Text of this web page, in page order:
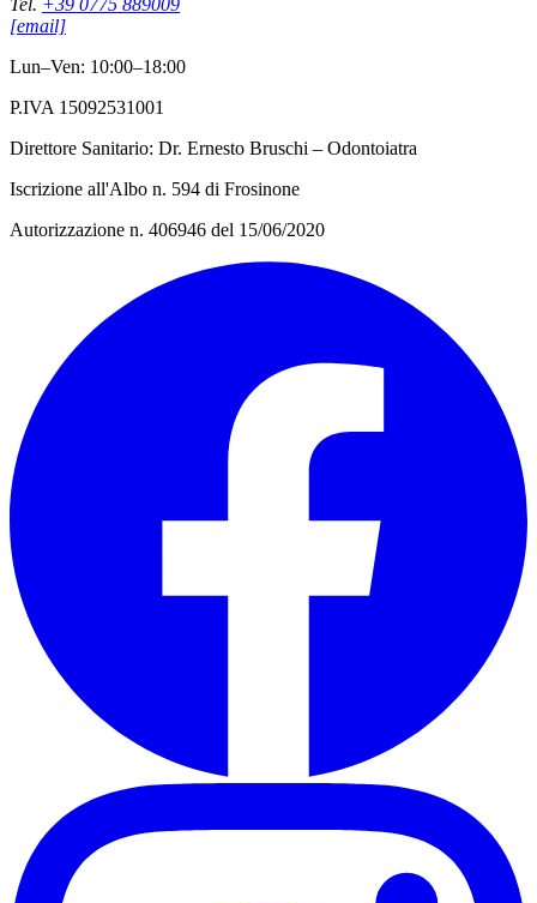
[email]
Lun–Ven: 10:00–18:00
P.IVA 15092531001
Direttore Sanitario: Dr. Ernesto Bruschi – Odontoiatra
Iscrizione all'Albo n. 594 di Frosinone
Autorizzazione n. 406946 del 15/06/2020